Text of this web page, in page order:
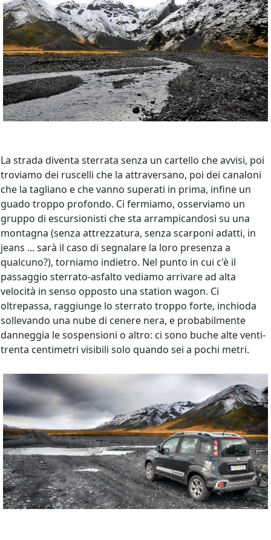
La strada diventa sterrata senza un cartello che avvisi, poi
troviamo dei ruscelli che la attraversano, poi dei canaloni
che la tagliano e che vanno superati in prima, infine un
guado troppo profondo. Ci fermiamo, osserviamo un
gruppo di escursionisti che sta arrampicandosi su una
montagna (senza attrezzatura, senza scarponi adatti, in
jeans ... sarà il caso di segnalare la loro presenza a
qualcuno?), torniamo indietro. Nel punto in cui c'è il
passaggio sterrato-asfalto vediamo arrivare ad alta
velocità in senso opposto una station wagon. Ci
oltrepassa, raggiunge lo sterrato troppo forte, inchioda
sollevando una nube di cenere nera, e probabilmente
danneggia le sospensioni o altro: ci sono buche alte venti-
trenta centimetri visibili solo quando sei a pochi metri.